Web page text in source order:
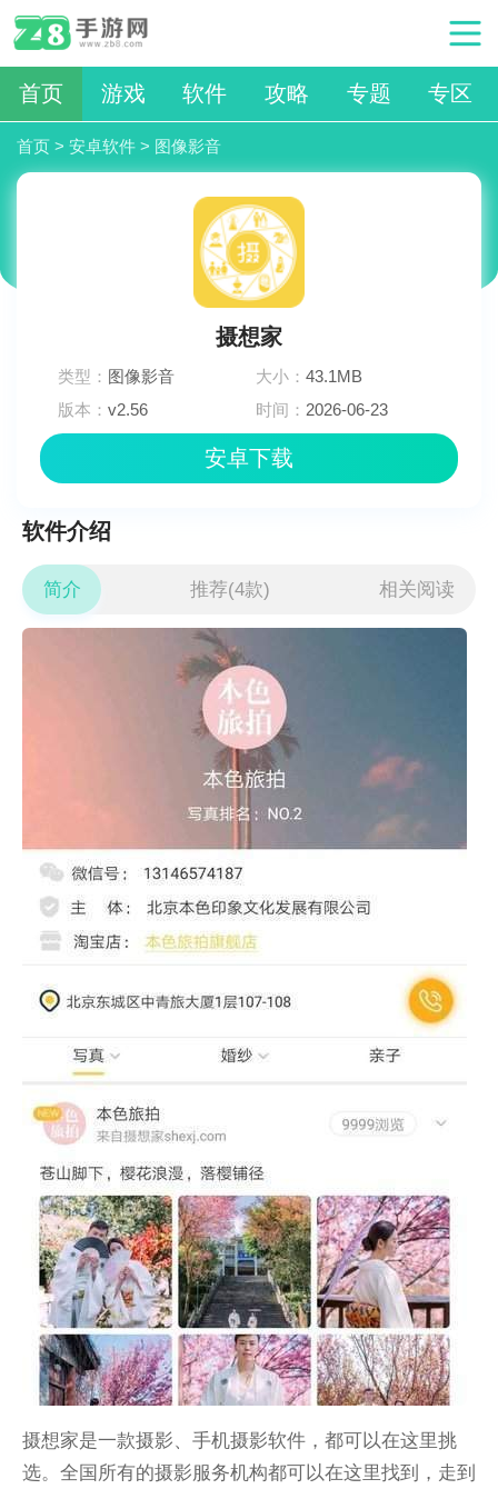
首页 游戏 软件 攻略 专题 专区
首页 > 安卓软件 > 图像影音
摄想家
类型： 图像影音 大小：43.1MB
版本：v2.56 时间： 2026-06-23
安卓下载
软件介绍
简介 推荐(4款) 相关阅读
摄想家是一款摄影、手机摄影软件，都可以在这里挑
选。全国所有的摄影服务机构都可以在这里找到，走到